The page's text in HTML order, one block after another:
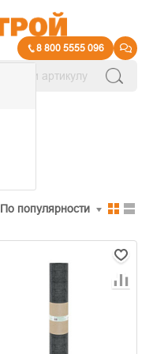
8 800 5555 096
По популярности